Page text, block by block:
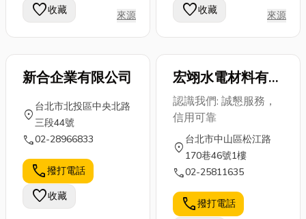
favorite收藏 來源 favorite收藏 來源
新合企業有限公司
location_on
台北市北投區中央北路
三段44號
call02-28966833
call撥打電話
favorite收藏
宏翊水電材料有限
公司
認識我們: 誠懇服務，
信用可靠
location_on
台北市中山區松江路
170巷46號1樓
call02-25811635
call撥打電話